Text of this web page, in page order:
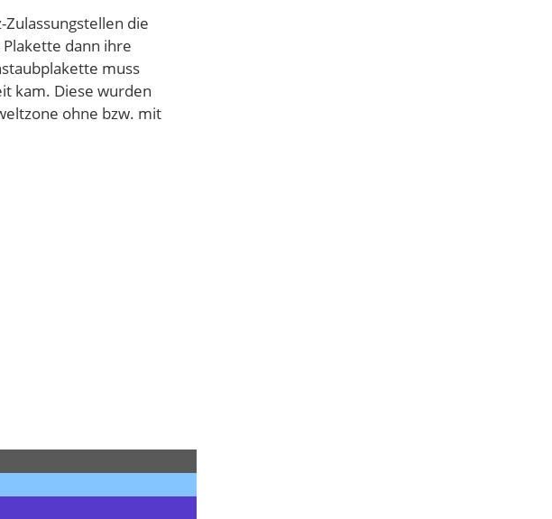
Zulassungstellen die
dann ihre
muss
kam. Diese wurden
ohne bzw. mit